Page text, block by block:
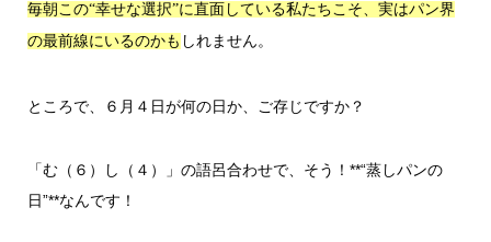
毎朝この“幸せな選択”に直面している私たちこそ、実はパン界
の最前線にいるのかも しれません。
ところで、６月４日が何の日か、ご存じですか？
「む（６）し（４）」の語呂合わせで、そう！**“蒸しパンの
日”**なんです！